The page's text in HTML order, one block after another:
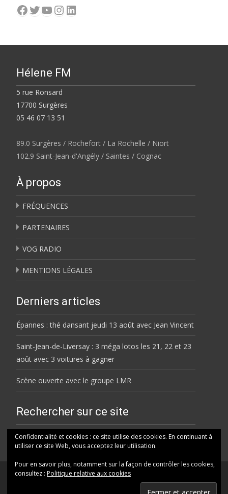
Facebook
Twitter
YouTube
Instagram
LinkedIn
Hélene FM
5 rue Ronsard
17700 Surgères
05 46 07 13 51
89.0 Surgères / Rochefort / La Rochelle / Niort
102.9 Saint-Jean-d'Angély / Saintes / Cognac
À propos
FRÉQUENCES
PARTENAIRES
VOG RADIO
MENTIONS LÉGALES
Derniers articles
Épannes : thé dansant jeudi 13 août avec Jean Vincent
Saint-Jean-de-Liversay : 3 méga lotos les 21, 22 et 23
août avec 3 voitures à gagner
Scène ouverte avec le groupe LMR
Rechercher sur ce site
Rechercher
Confidentialité et cookies : ce site utilise des cookies. En continuant à
utiliser ce site Web, vous acceptez leur utilisation.
Pour en savoir plus, notamment sur la façon de contrôler les cookies,
consultez : Politique relative aux cookies